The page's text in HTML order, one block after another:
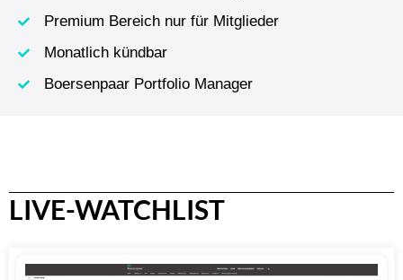
Premium Bereich nur für Mitglieder
Monatlich kündbar
Boersenpaar Portfolio Manager
LIVE-WATCHLIST